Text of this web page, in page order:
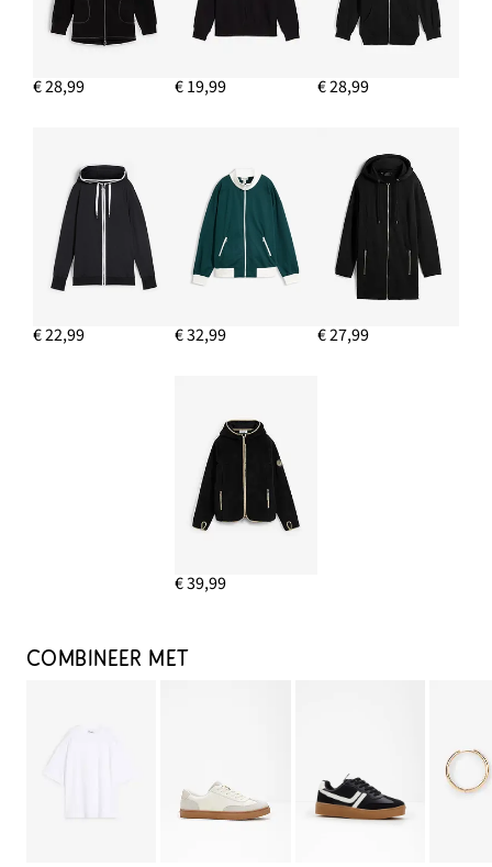
€ 27,99
€ 28,99 € 19,99 € 28,99
€ 22,99 € 32,99 € 27,99
€ 39,99
COMBINEER MET